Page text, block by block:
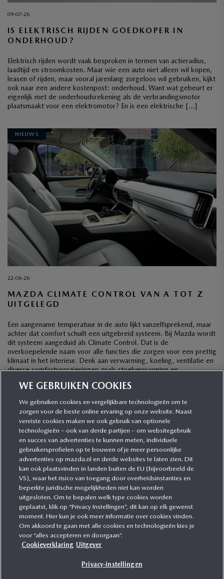
09-07-26
IS ELEKTRISCH RIJDEN GOEDKOPER IN
ONDERHOUD?
Elektrisch rijden wordt vaak besproken in termen van actieradius,
laadtijd en stroomkosten. Maar wie een auto niet alleen wil kopen,
leasen of rijden, maar vooral jarenlang zorgeloos wil gebruiken, kijkt
ook naar een andere kostenpost: onderhoud. Want wat gebeurt er
eigenlijk met de onderhoudsrekening als de verbrandingsmotor
plaatsmaakt voor een elektromotor? En is een elektrische […]
NIEUWS
22-06-26
MAZDA CLIMATE CONTROL VAN A TOT Z
UITGELEGD
Een aangename temperatuur in de auto lijkt vanzelfsprekend, maar
achter dat comfort schuilt een uitgebreid systeem. Bij Mazda wordt
dit systeem aangeduid als Climate Control. Dat is de
overkoepelende naam voor alle functies die zorgen voor een prettig
klimaat in het interieur. Denk aan verwarming, koeling, ventilatie en
diverse comfortvoorzieningen zoals stoelverwarming en
CATEGORIEËN
MEER INFORMATIE
MEER ERVAREN
MAZDA VOLGEN
WE GEBRUIKEN COOKIES
We gebruiken cookies en vergelijkbare technologieën om te
zorgen voor de beste online ervaring op onze website. Naast
vereiste cookies maken we ook gebruik van optionele
technologieën – ook van derde partijen – om websitegebruik
en succes van advertenties te kunnen meten, individuele
gebruikersprofielen op te bouwen of je meer persoonlijke
advertenties op mazda.nl en derde websites te laten zien. Dit
kan ook plaatsvinden in landen buiten de EU (bijvoorbeeld de
VS), waar het risico van toegang door overheidsinstanties en
beperkte juridische mogelijkheden niet kan worden
uitgesloten. Om te bepalen welk type cookies worden
geplaatst, klik op “Privacy Instellingen”, dit kan op elk gewenst
moment. Hier kun je ook meer informatie over cookies vinden.
Om akkoord te gaan met alle cookies en technologieën kies je
voor “alles accepteren en doorgaan”.
Cookieverklaring Uitgever
Privacy-instellingen